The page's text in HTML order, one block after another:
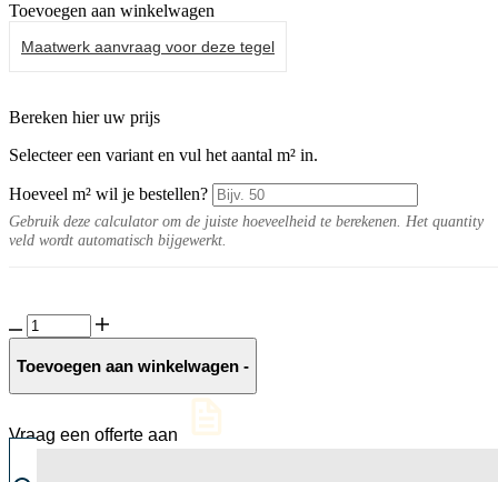
Toevoegen aan winkelwagen
Maatwerk aanvraag voor deze tegel
Bereken hier uw prijs
Selecteer een variant en vul het aantal m² in.
Hoeveel m² wil je bestellen?
Gebruik deze calculator om de juiste hoeveelheid te berekenen. Het quantity
veld wordt automatisch bijgewerkt.
Verro
10MM
Quernia
Toevoegen aan winkelwagen -
Vraag een offerte aan